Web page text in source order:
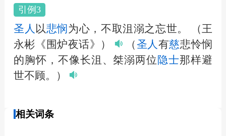
引例3
圣 人 以悲悯 为心，不取沮溺之忘世。
（王
永彬《围炉夜话》）
（圣 人 有慈悲怜悯
的胸怀，不像长沮、桀溺两位 隐士那样避
世不顾。）
相关词条